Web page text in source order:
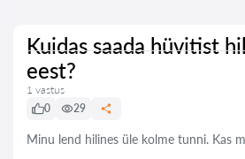
Kuidas saada hüvitist
eest?
1 vastus
0
29
Minu lend hilines üle kolme tunni. Kas